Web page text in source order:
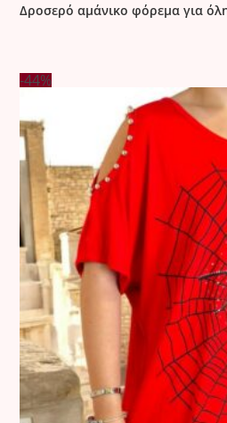
Δροσερό αμάνικο φόρεμα για
-44%